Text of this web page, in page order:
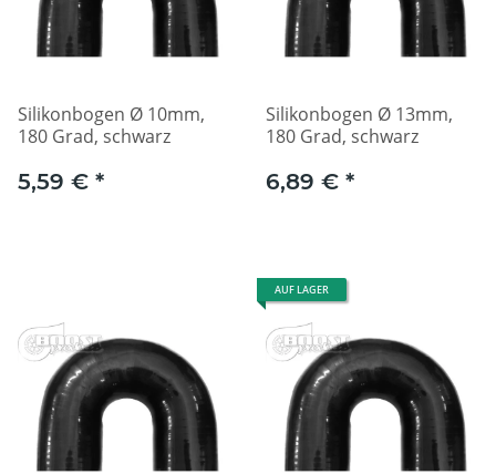
Silikonbogen Ø 10mm,
180 Grad, schwarz
5,59 € *
Silikonbogen Ø 13mm,
180 Grad, schwarz
6,89 € *
AUF LAGER